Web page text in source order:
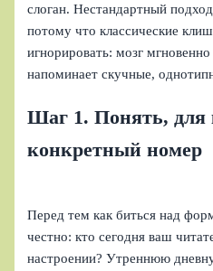
слоган. Нестандартный
потому что классические
игнорировать: мозг
напоминает скучные,
Шаг 1. Понять, для
конкретный номер
Перед тем как биться над
честно: кто сегодня ваш
настроении? Утреннюю